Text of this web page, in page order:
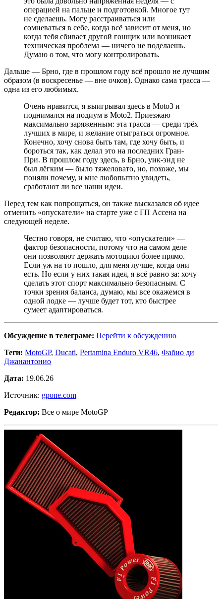
операцией на пальце и подготовкой. Многое тут
не сделаешь. Могу расстраиваться или
сомневаться в себе, когда всё зависит от меня, но
когда тебя сбивает другой гонщик или возникает
техническая проблема — ничего не поделаешь.
Думаю о том, что могу контролировать.
Дальше — Брно, где в прошлом году всё прошло не лучшим
образом (в воскресенье — вне очков). Однако сама трасса —
одна из его любимых.
Очень нравится, я выигрывал здесь в Moto3 и
поднимался на подиум в Moto2. Приезжаю
максимально заряженным: эта трасса — среди трёх
лучших в мире, и желание отыграться огромное.
Конечно, хочу снова быть там, где хочу быть, и
бороться так, как делал это на последних Гран-
При. В прошлом году здесь, в Брно, уик-энд не
был лёгким — было тяжеловато, но, похоже, мы
поняли почему, и мне любопытно увидеть,
сработают ли все наши идеи.
Перед тем как попрощаться, он также высказался об идее
отменить «опускатели» на старте уже с ГП Ассена на
следующей неделе.
Честно говоря, не считаю, что «опускатели» —
фактор безопасности, потому что на самом деле
они позволяют держать мотоцикл более прямо.
Если уж на то пошло, для меня лучше, когда они
есть. Но если у них такая идея, я всё равно за: хочу
сделать этот спорт максимально безопасным. С
точки зрения баланса, думаю, мы все окажемся в
одной лодке — лучше будет тот, кто быстрее
сумеет адаптироваться.
Обсуждение в телеграме: Перейти к обсуждению
Теги: MotoGP, Ducati, Pertamina Enduro VR46, Фабио ди
Джанантонио
Дата: 19.06.26
Источник: gpone.com
Редактор: Все о мире MotoGP